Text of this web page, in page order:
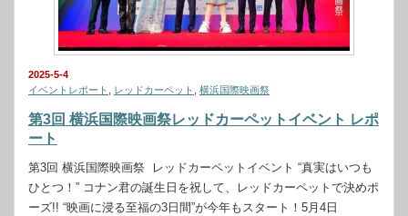
2025-5-4
イベントレポート
レッドカーペット 横浜国際映画祭
第3回 横浜国際映画祭レッドカーペットイベント レポ
ート
第3回 横浜国際映画祭 レッドカーペットイベント “真実はいつも
ひとつ！” コナン君の誕生日を祝して、レッドカーペットで決めポ
ーズ!! “映画に浸る至福の3日間”が今年もスタート！5月4日